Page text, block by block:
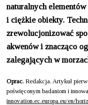
naturalnych
i ciężkie obiekty.
zrewolucjonizować
akwenów i znacząco
zalegających w
Oprac. Redakcja. Artykuł
poświęconym badaniom i
innovation.ec.europa.eu/en/